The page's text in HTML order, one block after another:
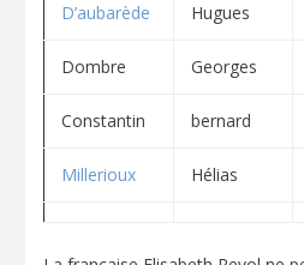
D’aubarède Hugues
Dombre Georges
Constantin bernard
Millerioux Hélias